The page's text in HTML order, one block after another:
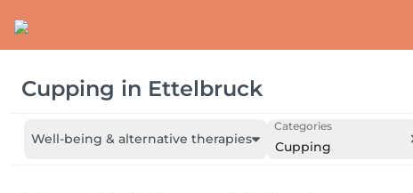
Cupping in Ettelbruck
Well-being & alternative therapies
Categories
Cupping